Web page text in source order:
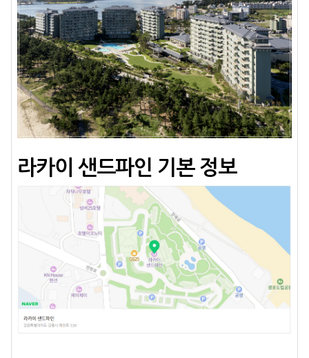
라카이 샌드파인 기본 정보